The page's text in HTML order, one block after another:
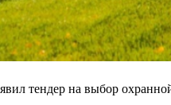
тендер на выбор